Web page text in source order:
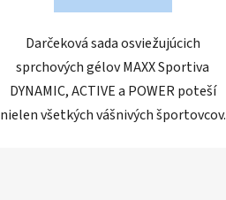
Darčeková sada osviežujúcich
sprchových gélov MAXX Sportiva
DYNAMIC, ACTIVE a POWER poteší
nielen všetkých vášnivých športovcov.